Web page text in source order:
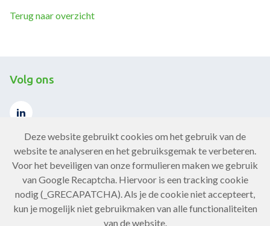
Terug naar overzicht
Volg ons
Contact
Neem contact op
Deze website gebruikt cookies om het gebruik van de
website te analyseren en het gebruiksgemak te verbeteren.
Voor het beveiligen van onze formulieren maken we gebruik
van Google Recaptcha. Hiervoor is een tracking cookie
nodig (_GRECAPATCHA). Als je de cookie niet accepteert,
kun je mogelijk niet gebruikmaken van alle functionaliteiten
van de website.